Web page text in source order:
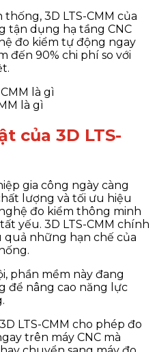
3D LTS-CMM của
tận dụng hạ tầng CNC
đo kiểm tự động ngay
đến 90% chi phí so với
là gì
của 3D LTS-
gia công ngày càng
lượng và tối ưu hiệu
đo kiểm thông minh
yếu. 3D LTS-CMM chính
quả những hạn chế của
phần mềm này đang
để nâng cao năng lực
LTS-CMM cho phép đo
trên máy CNC mà